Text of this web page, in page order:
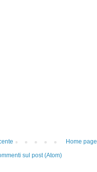
Home page
sul post (Atom)